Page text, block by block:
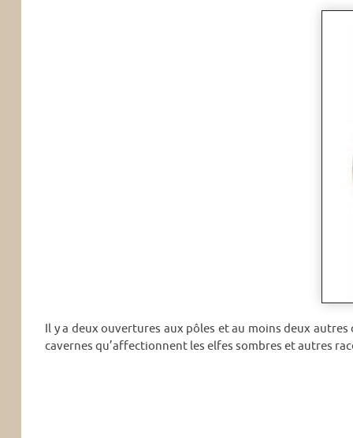
Il y a deux ouvertures aux pôles et au moins deux
cavernes qu’affectionnent les elfes sombres et autres